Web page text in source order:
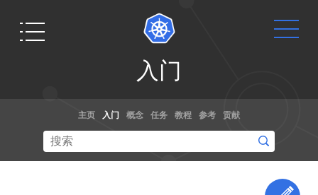
Started
Ready to get
文档
示例和参考
博客
kubernetes
入门
主页 入门 概念 任务 教程 参考 贡献
Kubernetes
和